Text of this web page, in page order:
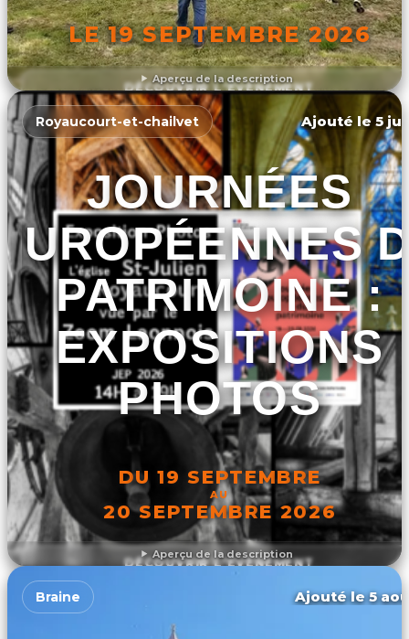
Aperçu de la description
LE 19 SEPTEMBRE 2026
DÉCOUVRIR L'ÉVÉNEMENT
Aperçu de la description
Royaucourt-et-chailvet Ajouté le 5
JOURNÉES
PATRIMOINE :
EXPOSITIONS
PHOTOS
DU 19 SEPTEMBRE
AU
20 SEPTEMBRE 2026
DÉCOUVRIR L'ÉVÉNEMENT
Braine Ajouté le 5